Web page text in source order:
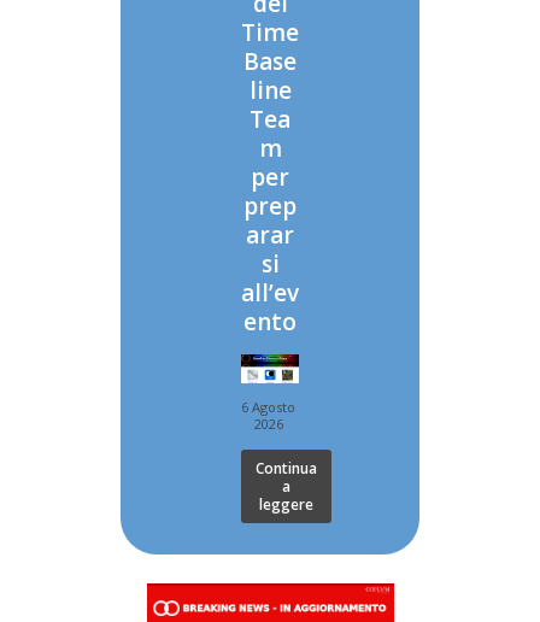
Time
Base
line
Tea
m
per
prep
arar
si
all’ev
ento
6 Agosto
2026
Continua
a
leggere